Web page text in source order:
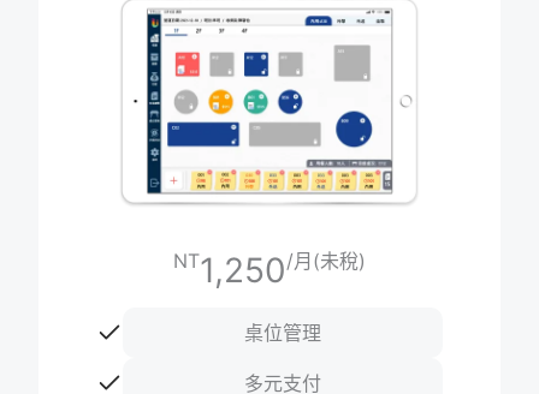
NT 2,050/月(未稅)
iPad 標準方案
電子發票